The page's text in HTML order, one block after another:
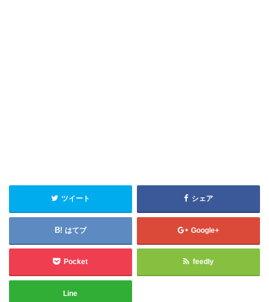
ツイート シェア
はてブ Google+
Pocket feedly
Line